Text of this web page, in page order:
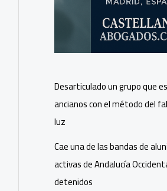
Desarticulado un grupo que
ancianos con el método del
luz
Cae una de las bandas de
activas de Andalucía
detenidos